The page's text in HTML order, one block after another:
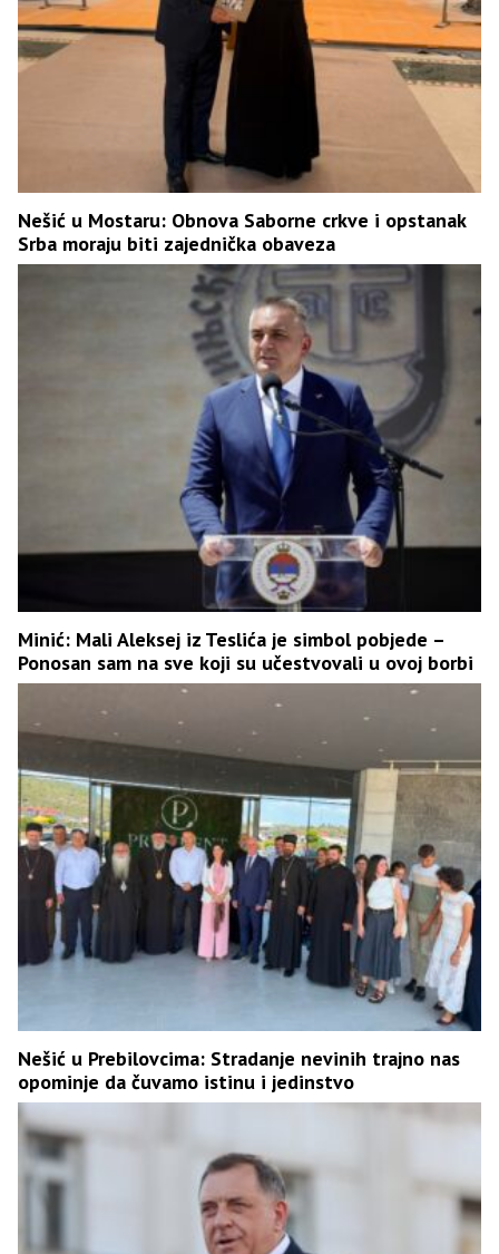
Nešić u Mostaru: Obnova Saborne crkve i opstanak
Srba moraju biti zajednička obaveza
Minić: Mali Aleksej iz Teslića je simbol pobjede –
Ponosan sam na sve koji su učestvovali u ovoj borbi
Nešić u Prebilovcima: Stradanje nevinih trajno nas
opominje da čuvamo istinu i jedinstvo